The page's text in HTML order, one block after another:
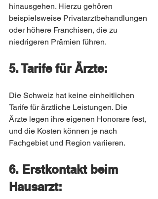
hinausgehen. Hierzu gehören
beispielsweise Privatarztbehandlungen
oder höhere Franchisen, die zu
niedrigeren Prämien führen.
5. Tarife für Ärzte:
Die Schweiz hat keine einheitlichen
Tarife für ärztliche Leistungen. Die
Ärzte legen ihre eigenen Honorare fest,
und die Kosten können je nach
Fachgebiet und Region variieren.
6. Erstkontakt beim
Hausarzt: